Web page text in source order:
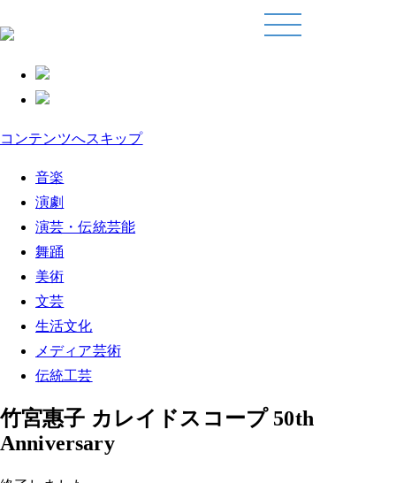
コンテンツへスキップ
音楽
演劇
演芸・伝統芸能
舞踊
美術
文芸
生活文化
メディア芸術
伝統工芸
竹宮惠子 カレイドスコープ 50th
Anniversary